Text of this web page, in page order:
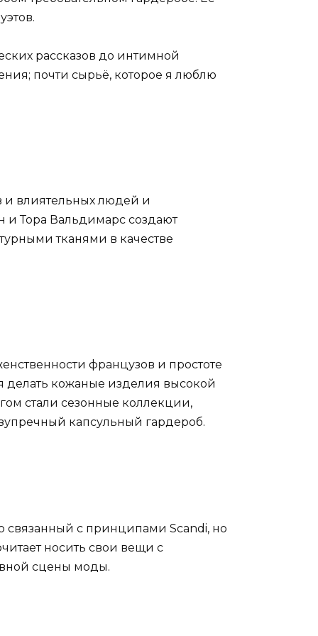
рассказов до интимной
почти сырьё, которое я люблю
и влиятельных людей и
Тора Вальдимарс создают
тканями в качестве
французов и простоте
делать кожаные изделия высокой
стали сезонные коллекции,
капсульный гардероб.
с принципами Scandi, но
носить свои вещи с
сцены моды.